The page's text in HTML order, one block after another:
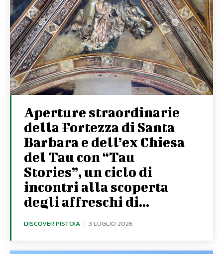
Aperture straordinarie
della Fortezza di Santa
Barbara e dell’ex Chiesa
del Tau con “Tau
Stories”, un ciclo di
incontri alla scoperta
degli affreschi di...
DISCOVER PISTOIA - 3 LUGLIO 2026